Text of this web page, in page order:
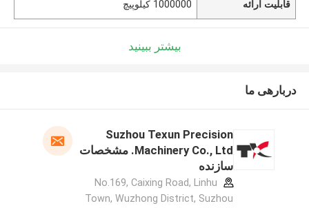
قابلیت ارائه 1000000 کیلوپیچ
بیشتر ببینید
دربارهی ما
Suzhou Texun Precision
Machinery Co., Ltd. مشخصات
سازنده
No.169, Caixing Road, Linhu
Town, Wuzhong District, Suzhou